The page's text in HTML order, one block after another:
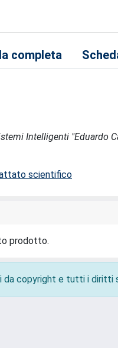
completa
Intelligenti "Eduardo
scientifico
prodotto.
copyright e tutti i diritti